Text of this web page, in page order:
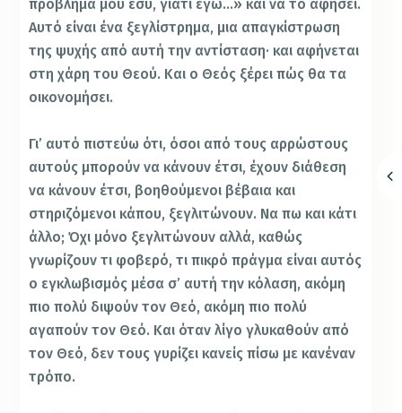
πρόβλημά μου εσύ, γιατί εγώ…» και να το αφήσει.
Αυτό είναι ένα ξεγλίστρημα, μια απαγκίστρωση
της ψυχής από αυτή την αντίσταση· και αφήνεται
στη χάρη του Θεού. Και ο Θεός ξέρει πώς θα τα
οικονομήσει.
Γι’ αυτό πιστεύω ότι, όσοι από τους αρρώστους
αυτούς μπορούν να κάνουν έτσι, έχουν διάθεση
να κάνουν έτσι, βοηθούμενοι βέβαια και
στηριζόμενοι κάπου, ξεγλιτώνουν. Να πω και κάτι
άλλο; Όχι μόνο ξεγλιτώνουν αλλά, καθώς
γνωρίζουν τι φοβερό, τι πικρό πράγμα είναι αυτός
ο εγκλωβισμός μέσα σ’ αυτή την κόλαση, ακόμη
πιο πολύ διψούν τον Θεό, ακόμη πιο πολύ
αγαπούν τον Θεό. Και όταν λίγο γλυκαθούν από
τον Θεό, δεν τους γυρίζει κανείς πίσω με κανέναν
τρόπο.